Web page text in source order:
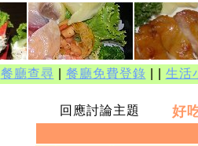
餐廳查尋 餐廳免費登錄 生活
回應討論主題 好